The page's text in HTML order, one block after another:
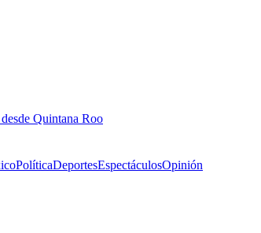
Quintana Roo
PolíticaDeportesEspectáculosOpinión